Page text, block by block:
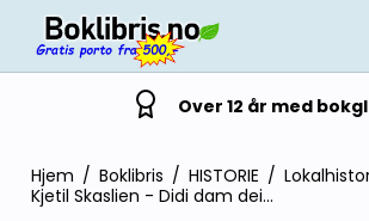
Over 12 år med
Hjem / Boklibris / HISTORIE /
Kjetil Skaslien - Didi dam dei...